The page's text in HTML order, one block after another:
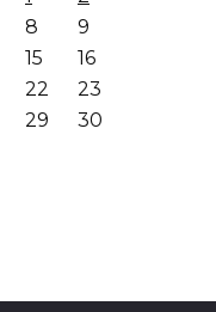
8
9
15
16
22
23
29
30